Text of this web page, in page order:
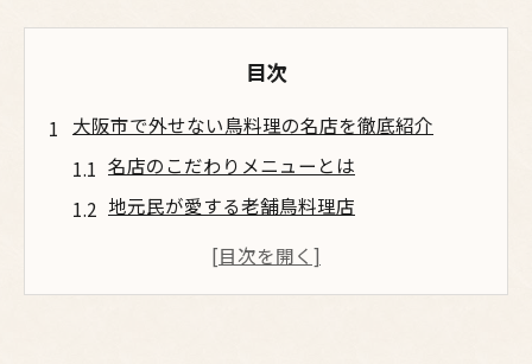
目次
大阪市で外せない鳥料理の名店を徹底紹介
名店のこだわりメニューとは
地元民が愛する老舗鳥料理店
観光客に人気の鳥料理スポット